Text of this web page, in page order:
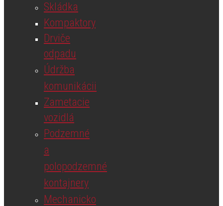
Skládka
Kompaktory
Drviče
odpadu
Údržba
komunikácii
Zametacie
vozidlá
Podzemné
a
polopodzemné
kontajnery
Mechanicko